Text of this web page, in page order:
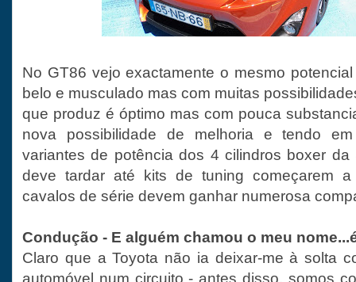
No GT86 vejo exactamente o mesmo
belo e musculado mas com muitas
que produz é óptimo mas com pouca
nova possibilidade de melhoria e tendo
variantes de potência dos 4 cilindros boxer da
deve tardar até kits de tuning começarem
cavalos de série devem ganhar numerosa
Condução - E alguém chamou o meu
Claro que a Toyota não ia deixar-me à solta
automóvel num circuito - antes disso, somos